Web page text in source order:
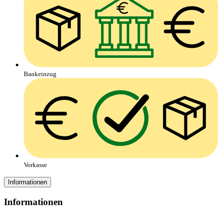
Bankeinzug
Vorkasse
Informationen
Informationen